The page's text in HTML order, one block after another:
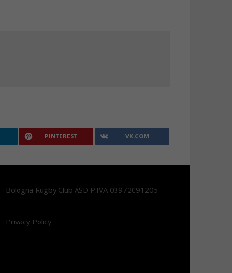
PINTEREST VK.COM
Bologna Rugby Club ASD P.IVA 03972091205
Privacy Policy